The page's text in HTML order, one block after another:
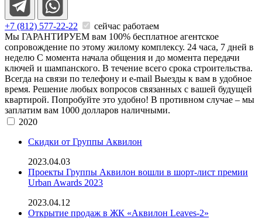
+7 (812) 577-22-22
сейчас работаем
Мы ГАРАНТИРУЕМ вам 100% бесплатное агентское
сопровождение по этому жилому комплексу. 24 часа, 7 дней в
неделю С момента начала общения и до момента передачи
ключей и шампанского. В течение всего срока строительства.
Всегда на связи по телефону и e-mail Выезды к вам в удобное
время. Решение любых вопросов связанных с вашей будущей
квартирой. Попробуйте это удобно! В противном случае – мы
заплатим вам 1000 долларов наличными.
2020
Скидки от Группы Аквилон
2023.04.03
Проекты Группы Аквилон вошли в шорт-лист премии
Urban Awards 2023
2023.04.12
Открытие продаж в ЖК «Аквилон Leaves-2»